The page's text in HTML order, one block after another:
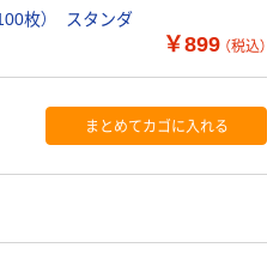
枚） スタンダ
￥899 （税込）
まとめてカゴに入れる